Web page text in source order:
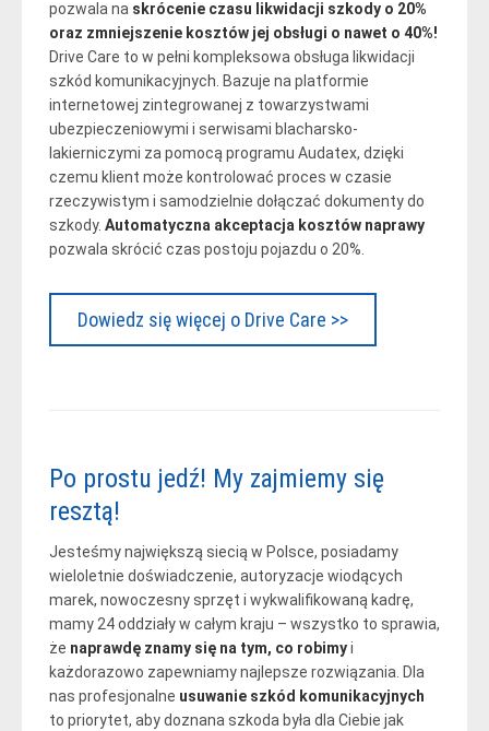
pozwala na skrócenie czasu likwidacji szkody o 20%
oraz zmniejszenie kosztów jej obsługi o nawet o 40%!
Drive Care to w pełni kompleksowa obsługa likwidacji
szkód komunikacyjnych. Bazuje na platformie
internetowej zintegrowanej z towarzystwami
ubezpieczeniowymi i serwisami blacharsko-
lakierniczymi za pomocą programu Audatex, dzięki
czemu klient może kontrolować proces w czasie
rzeczywistym i samodzielnie dołączać dokumenty do
szkody. Automatyczna akceptacja kosztów naprawy
pozwala skrócić czas postoju pojazdu o 20%.
Dowiedz się więcej o Drive Care >>
Po prostu jedź! My zajmiemy się
resztą!
Jesteśmy największą siecią w Polsce, posiadamy
wieloletnie doświadczenie, autoryzacje wiodących
marek, nowoczesny sprzęt i wykwalifikowaną kadrę,
mamy 24 oddziały w całym kraju – wszystko to sprawia,
że naprawdę znamy się na tym, co robimyi
każdorazowo zapewniamy najlepsze rozwiązania. Dla
nas profesjonalne usuwanie szkód komunikacyjnych
to priorytet, aby doznana szkoda była dla Ciebie jak